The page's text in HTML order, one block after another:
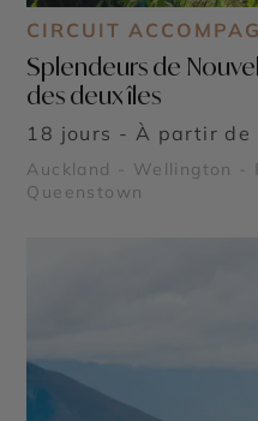
CIRCUIT
Splendeurs de
des deux îles
18 jours - À partir de
Auckland - Wellington -
Queenstown